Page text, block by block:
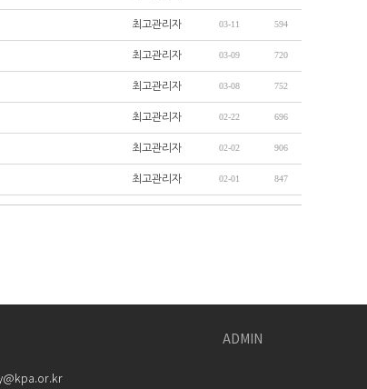
최고관리자 03-11 594
최고관리자 03-09 720
최고관리자 03-08 752
최고관리자 02-22 696
최고관리자 02-02 906
최고관리자 02-01 847
ADMIN